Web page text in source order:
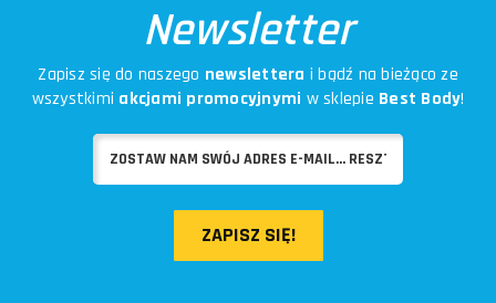
Newsletter
Zapisz się do naszego newslettera i bądź na bieżąco ze
wszystkimi akcjami promocyjnymi w sklepie Best Body!
ZAPISZ SIĘ!